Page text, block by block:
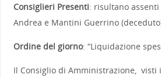
Consiglieri Presenti: risultano
Andrea e Mantini Guerrino
Ordine del giorno: “Liquidazione
Il Consiglio di Amministrazione, visti